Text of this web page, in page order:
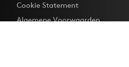
Cookie Statement
Algemene Voorwaarden